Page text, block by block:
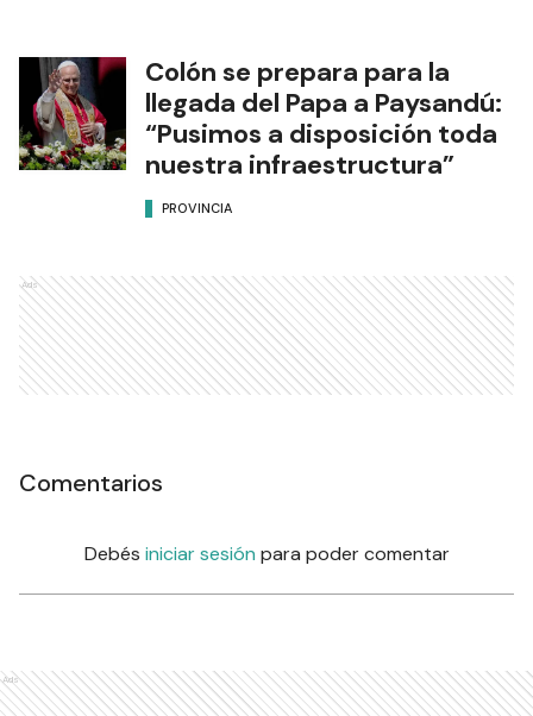
Colón se prepara para la
llegada del Papa a Paysandú:
“Pusimos a disposición toda
nuestra infraestructura”
PROVINCIA
Ads
Comentarios
Debés iniciar sesión para poder comentar
Ads